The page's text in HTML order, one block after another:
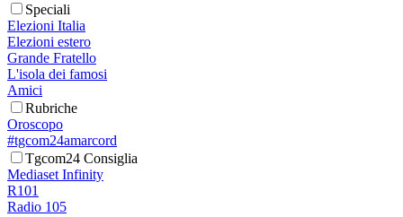
Speciali
Elezioni Italia
Elezioni estero
Grande Fratello
L'isola dei famosi
Amici
Rubriche
Oroscopo
#tgcom24amarcord
Tgcom24 Consiglia
Mediaset Infinity
R101
Radio 105